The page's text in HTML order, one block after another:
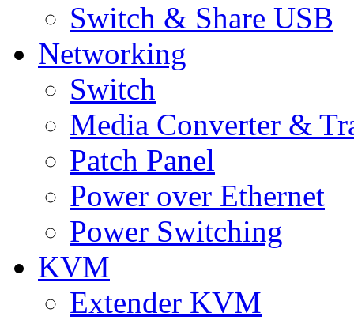
Switch & Share USB
Networking
Switch
Media Converter &
Patch Panel
Power over Ethernet
Power Switching
KVM
Extender KVM